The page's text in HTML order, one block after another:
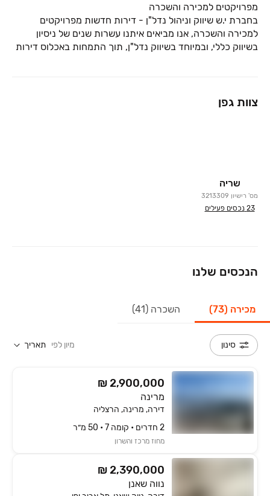
בחברת י.ש שיווק וניהול נדל"ן - דירות חדשות מפרויקטים
למכירה והשכרה, אנו מביאים איתנו עשרות שנים של ניסיון
בשיווק כללי, ובמיוחד בשיווק נדל"ן, תוך התמחות באכלוס דירות
צוות גפן
שריה
מס' רישיון 3213309
23 נכסים פעילים
הנכסים שלנו
מכירה (73) השכרה (41)
סינון מיון לפי תאריך
₪ 2,900,000
מרינה
דירה, מרינה, הרצליה
2 חדרים • קומה ‎7‏ • 50 מ״ר
מחוז מרכז והשרון
₪ 2,390,000
נווה שאנן